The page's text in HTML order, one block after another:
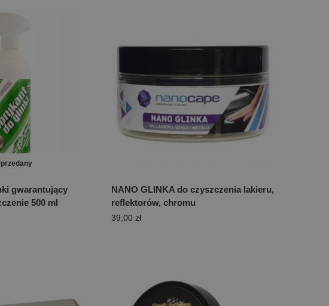
gwarantujący
500 ml
NANO GLINKA do czyszczenia lakieru,
reflektorów, chromu
39,00 zł